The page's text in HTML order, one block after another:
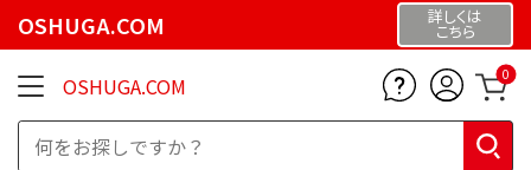
OSHUGA.COM 詳しくは
こちら
OSHUGA.COM 0